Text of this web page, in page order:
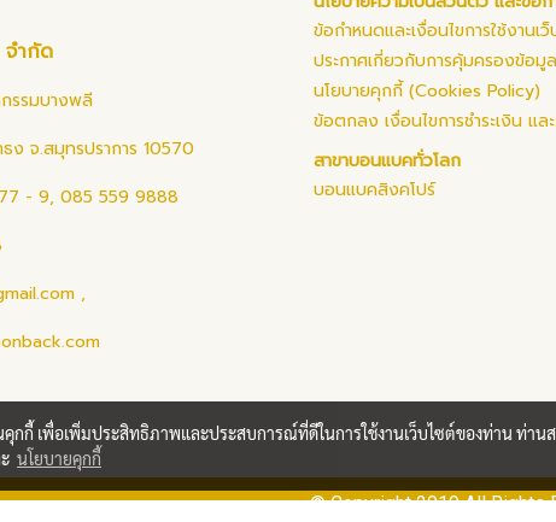
จำกัด
รรมบางพลี
ธง จ.สมุทรปราการ 10570
- 9, 085 559 9888
,
ข้อกำหนดและเงื่อนไขการใช้งานเ
ประกาศเกี่ยวกับการคุ้มครองข้อ
นโยบายคุกกี้ (Cookies Policy)
ข้อตกลง เงื่อนไขการชำระเงิน แล
สาขาบอนแบคทั่วโลก
บอนแบคสิงคโปร์
© Copyright 2019 All Rights
คุกกี้ เพื่อเพิ่มประสิทธิภาพและประสบการณ์ที่ดีในการใช้งานเว็บไซต์ของท่าน ท่าน
นโยบายคุกกี้